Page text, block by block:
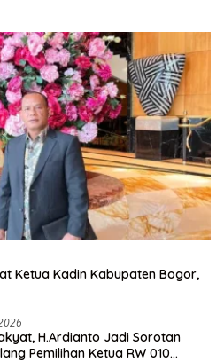
Ketua Kadin Kabupaten Bogor,
H.Ardianto Jadi Sorotan
Pemilihan Ketua RW 010